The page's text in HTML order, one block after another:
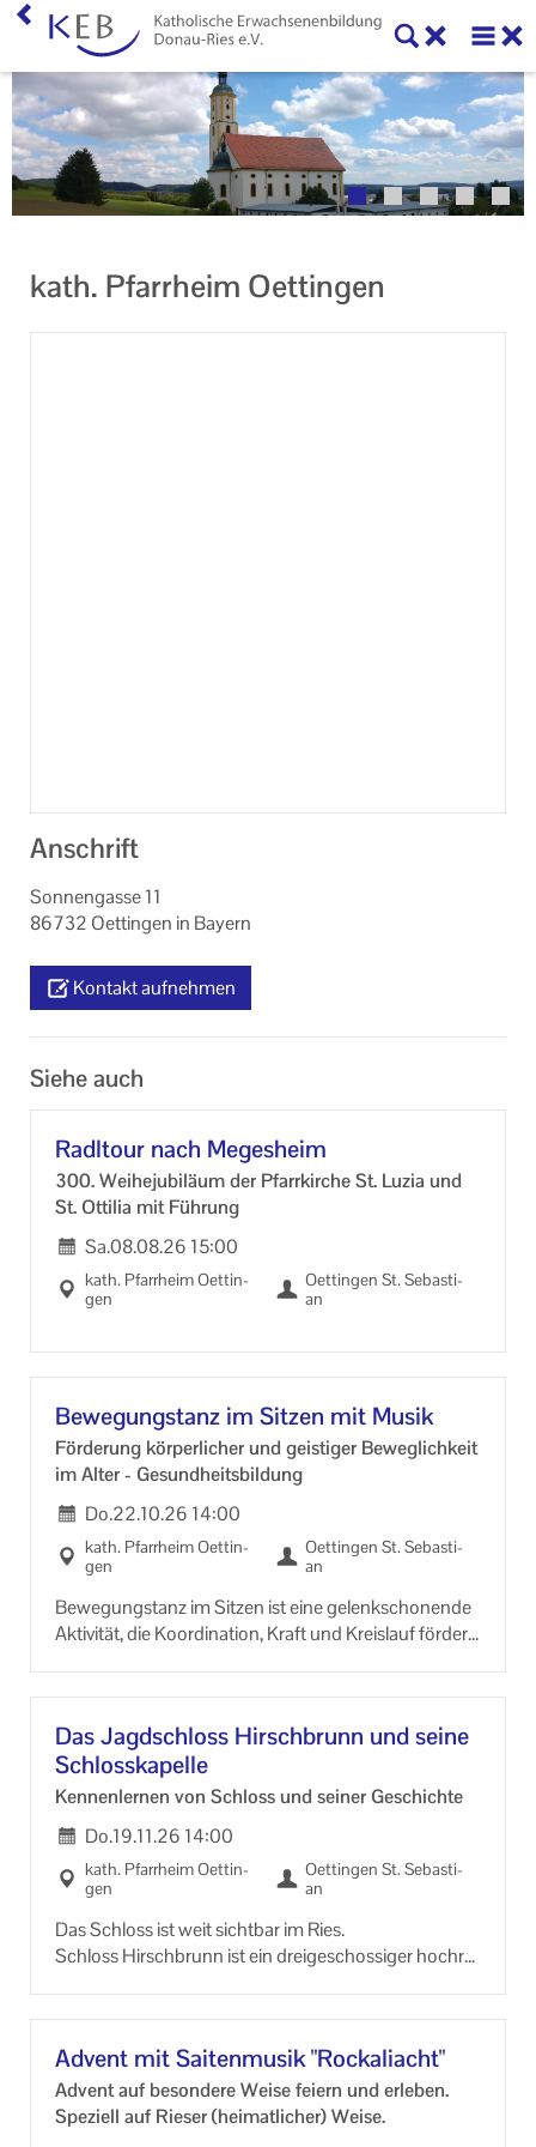
kath. Pfarrheim Oettingen
Anschrift
Sonnengasse 11
86732 Oettingen in Bayern
Kontakt aufnehmen
Siehe auch
Radl­tour nach Me­ges­heim
300. Wei­he­ju­bi­lä­um der Pfarr­kir­che St. Luzia und
St. Ot­ti­lia mit Füh­rung
Sa.08.08.26 15:00
kath. Pfarr­heim Oet­tin­
gen
Oet­tin­gen St. Se­bas­ti­
an
Be­we­gung­s­tanz im Sit­zen mit Musik
För­de­rung kör­per­li­cher und geis­ti­ger Be­weg­lich­keit
im Alter - Ge­sund­heits­bil­dung
Do.22.10.26 14:00
kath. Pfarr­heim Oet­tin­
gen
Oet­tin­gen St. Se­bas­ti­
an
Be­we­gung­s­tanz im Sit­zen ist eine ge­lenk­scho­nen­de
Ak­ti­vi­tät, die Ko­or­di­na­ti­on, Kraft und Kreis­lauf för­dert.
Das Jagd­schloss Hirsch­brunn und seine
Schloss­ka­pel­le
Ken­nen­ler­nen von Schloss und sei­ner Ge­schich­te
Do.19.11.26 14:00
kath. Pfarr­heim Oet­tin­
gen
Oet­tin­gen St. Se­bas­ti­
an
Das Schloss ist weit sicht­bar im Ries.
Schloss Hirsch­brunn ist ein drei­ge­schos­si­ger hoch­ra­
Ad­vent mit Sai­ten­mu­sik "Rocka­li­acht"
Ad­vent auf be­son­de­re Weise fei­ern und er­le­ben.
Spe­zi­ell auf Rie­ser (hei­mat­li­cher) Weise.
Home
Willkommen
Veranstaltungen
Informationen